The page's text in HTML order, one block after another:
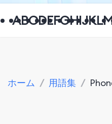
ABCDEFGHIJKL
ホーム / 用語集 /